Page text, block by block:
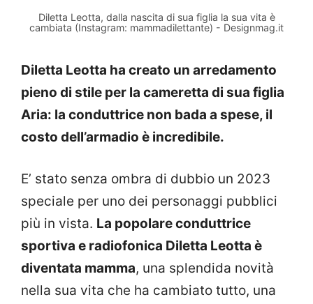
Diletta Leotta, dalla nascita di sua figlia la sua vita è
cambiata (Instagram: mammadilettante) - Designmag.it
Diletta Leotta ha creato un arredamento
pieno di stile per la cameretta di sua figlia
Aria: la conduttrice non bada a spese, il
costo dell’armadio è incredibile.
E’ stato senza ombra di dubbio un 2023
speciale per uno dei personaggi pubblici
più in vista. La popolare conduttrice
sportiva e radiofonica Diletta Leotta è
diventata mamma, una splendida novità
nella sua vita che ha cambiato tutto, una